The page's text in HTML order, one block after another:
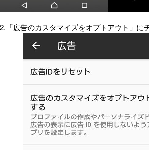
2.「広告のカスタマイズをオプトアウト」に